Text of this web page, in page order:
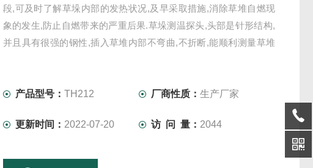
段,可及时了解草垛内部的发热状况,及早采取措施,消除草堆自燃现
象的发生,防止自燃带来的严重后果.草垛测温探头,头部是针形结构,
并且具有很强的钢性,插入草堆内部不弯曲,不折断,能顺利测量草堆
产品型号： TH212 厂商性质：生产厂家
更新时间： 2022-07-20 访 问 量： 2044